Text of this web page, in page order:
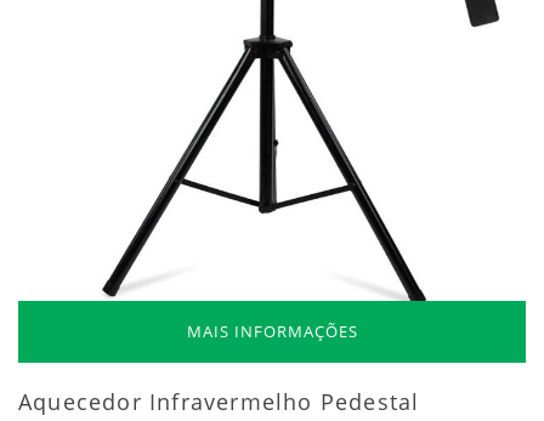
MAIS INFORMAÇÕES
Aquecedor Infravermelho Pedestal